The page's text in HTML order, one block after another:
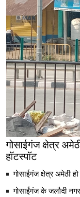
गोसाईगंज क्षेत्र
हॉटस्पॉट
गोसाईगंज क्षेत्र अमेठी
गोसाईंगंज के जलौदी